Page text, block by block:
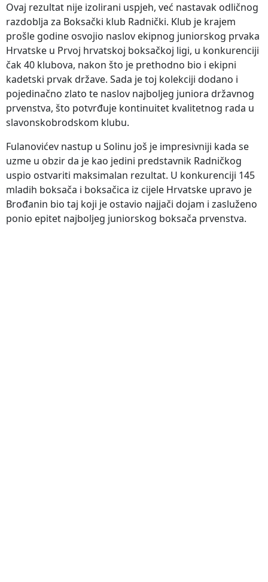
Ovaj rezultat nije izolirani uspjeh, već nastavak odličnog
razdoblja za Boksački klub Radnički. Klub je krajem
prošle godine osvojio naslov ekipnog juniorskog prvaka
Hrvatske u Prvoj hrvatskoj boksačkoj ligi, u konkurenciji
čak 40 klubova, nakon što je prethodno bio i ekipni
kadetski prvak države. Sada je toj kolekciji dodano i
pojedinačno zlato te naslov najboljeg juniora državnog
prvenstva, što potvrđuje kontinuitet kvalitetnog rada u
slavonskobrodskom klubu.
Fulanovićev nastup u Solinu još je impresivniji kada se
uzme u obzir da je kao jedini predstavnik Radničkog
uspio ostvariti maksimalan rezultat. U konkurenciji 145
mladih boksača i boksačica iz cijele Hrvatske upravo je
Brođanin bio taj koji je ostavio najjači dojam i zasluženo
ponio epitet najboljeg juniorskog boksača prvenstva.